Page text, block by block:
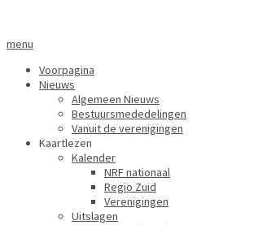
menu
Voorpagina
Nieuws
Algemeen Nieuws
Bestuursmededelingen
Vanuit de verenigingen
Kaartlezen
Kalender
NRF nationaal
Regio Zuid
Verenigingen
Uitslagen